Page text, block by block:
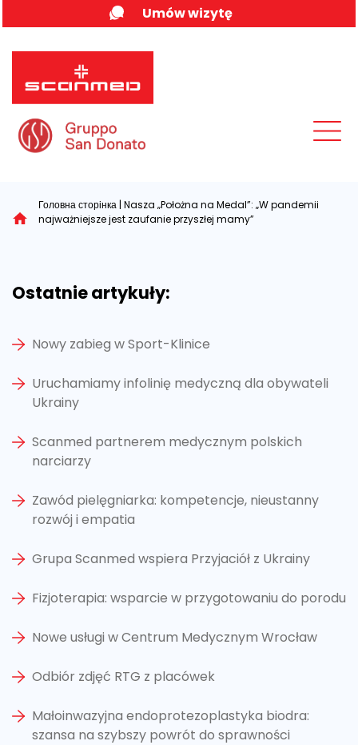
to
content
Umów wizytę
Головна сторінка | Nasza „Położna na Medal”: „W pandemii
najważniejsze jest zaufanie przyszłej mamy”
Ostatnie artykuły:
Nowy zabieg w Sport-Klinice
Uruchamiamy infolinię medyczną dla obywateli
Ukrainy
Scanmed partnerem medycznym polskich
narciarzy
Zawód pielęgniarka: kompetencje, nieustanny
rozwój i empatia
Grupa Scanmed wspiera Przyjaciół z Ukrainy
Fizjoterapia: wsparcie w przygotowaniu do porodu
Nowe usługi w Centrum Medycznym Wrocław
Odbiór zdjęć RTG z placówek
Małoinwazyjna endoprotezoplastyka biodra:
szansa na szybszy powrót do sprawności